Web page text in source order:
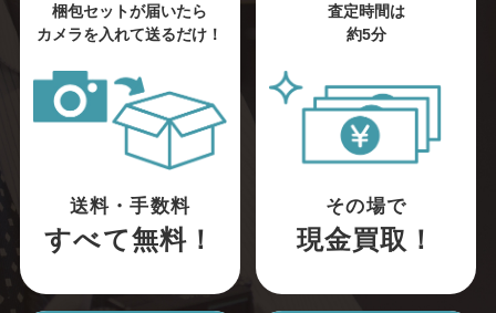
梱包セットが届いたら
カメラを入れて送るだけ！
送料・手数料
すべて無料！
査定時間は
約5分
その場で
現金買取！